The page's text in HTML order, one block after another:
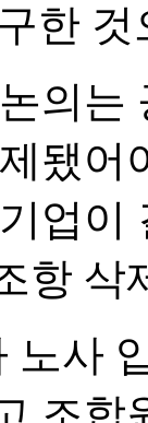
한
의는
됐어
업이
항
노사